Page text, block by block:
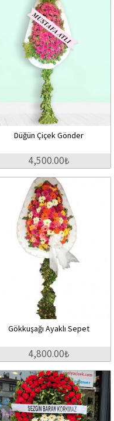
Düğün Çiçek Gönder
4,500.00₺
Gökkuşağı Ayaklı Sepet
4,800.00₺